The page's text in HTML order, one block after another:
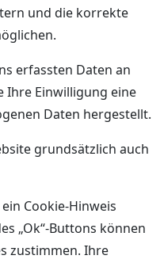
und die korrekte
erfassten Daten an
Ihre Einwilligung eine
Daten hergestellt.
grundsätzlich auch
Cookie-Hinweis
„Ok“-Buttons können
zustimmen. Ihre